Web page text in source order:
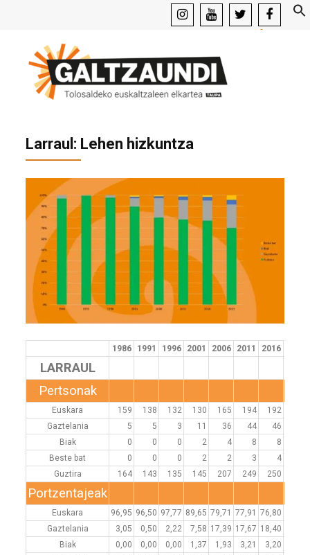
facebook
Larraul: Lehen hizkuntza
1986 1991 1996 2001 2006 2011 2016
LARRAUL
Pertsonak
Euskara 159 138 132 130 165 194 192
Gaztelania
5 5 3 11 36 44 46
Biak
0 0 0 2 4 8 8
Beste bat
0 0 0 2 2 3 4
Guztira
164 143 135 145 207 249 250
Portzentajeak
Euskara 96,95 96,50 97,77 89,65 79,71 77,91 76,80
Gaztelania
3,05 0,50 2,22 7,58 17,39 17,67 18,40
Biak
0,00 0,00 0,00 1,37 1,93 3,21 3,20